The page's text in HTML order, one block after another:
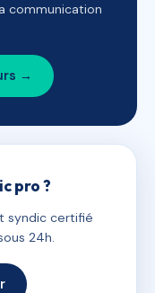
communication
→
pro ?
syndic certifié
24h.